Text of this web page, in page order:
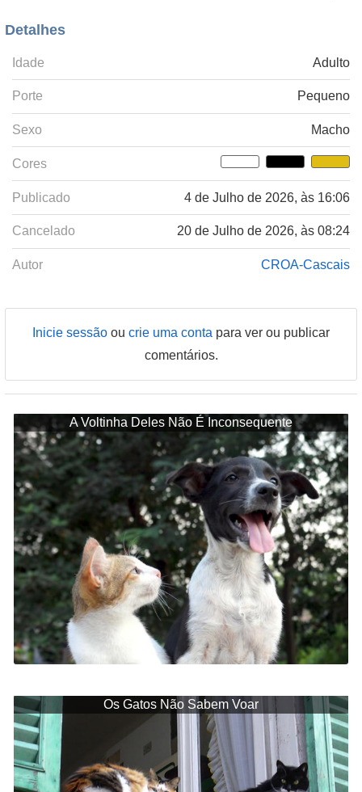
Detalhes
Idade Adulto
Porte Pequeno
Sexo Macho
Cores
Publicado 4 de Julho de 2026, às 16:06
Cancelado 20 de Julho de 2026, às 08:24
Autor CROA-Cascais
Inicie sessão ou crie uma conta para ver ou publicar
comentários.
A Voltinha Deles Não É Inconsequente
Os Gatos Não Sabem Voar